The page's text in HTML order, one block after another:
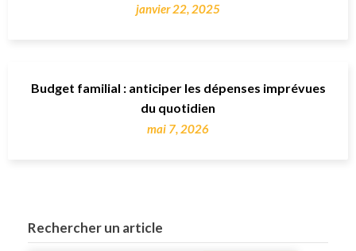
janvier 22, 2025
Budget familial : anticiper les dépenses imprévues
du quotidien
mai 7, 2026
Rechercher un article